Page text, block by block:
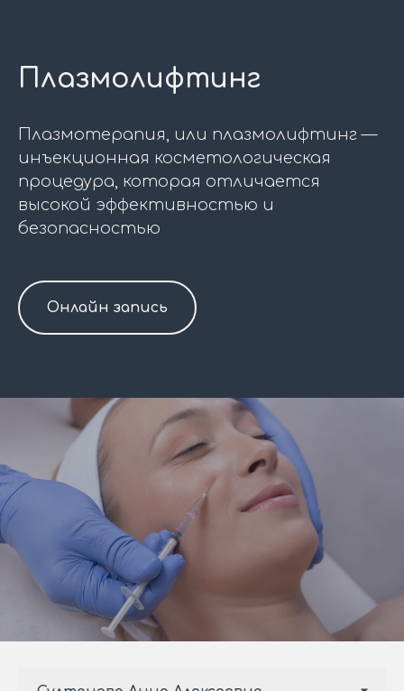
Плазмолифтинг
Плазмотерапия, или плазмолифтинг —
инъекционная косметологическая
процедура, которая отличается
высокой эффективностью и
безопасностью
Онлайн запись